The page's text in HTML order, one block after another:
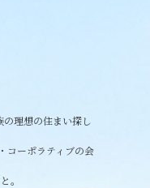
の理想の住まい探し
コーポラティブの会
。